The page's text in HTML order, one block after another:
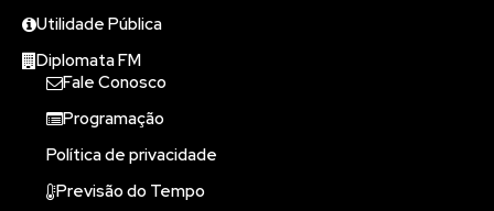
Utilidade Pública
Diplomata FM
Fale Conosco
Programação
Política de privacidade
Previsão do Tempo